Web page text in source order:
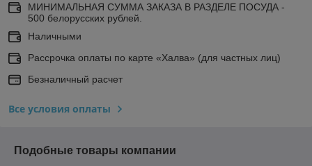
МИНИМАЛЬНАЯ СУММА ЗАКАЗА В РАЗДЕЛЕ ПОСУДА -
500 белорусских рублей.
Наличными
Рассрочка оплаты по карте «Халва» (для частных лиц)
Безналичный расчет
Все условия оплаты
Подобные товары компании